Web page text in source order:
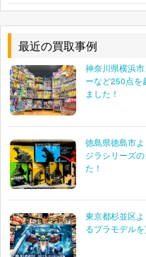
タミヤ 1/24 プジョー 206
レベル 1/24 Lowe’s Mike Skinner
レベル 1/25 HOT WHEEL
AMT 1/25 Quaker State
レベル 1/25 ’67 Dodge Charger
タミヤ 1/24 三菱 ランサーエ
WRC ディスプレイモデル
モノグラム 1/24 7-Eleven GTP
レベル 1/25 1969 Dodge
ジ・チャージャー・デイトナ
最近の買取事例
神奈川県横浜
ーなど250点を
ました！
徳島県徳島市
ジラシリーズ
た！
東京都杉並区
るプラモデル